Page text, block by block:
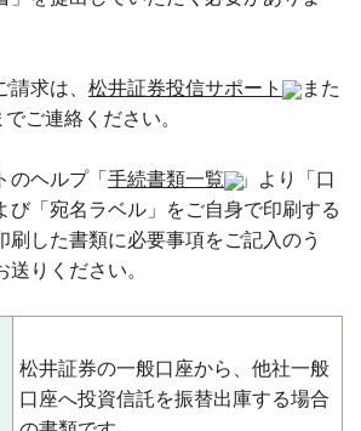
求は、 松井証券投信サポート
また
でご連絡ください。
のヘルプ「 手続書類一覧
」より「口
び「宛名ラベル」をご自身で印刷する
刷した書類に必要事項をご記入のう
送りください。
松井証券の一般口座から、他社一般
口座へ投資信託を振替出庫する場合